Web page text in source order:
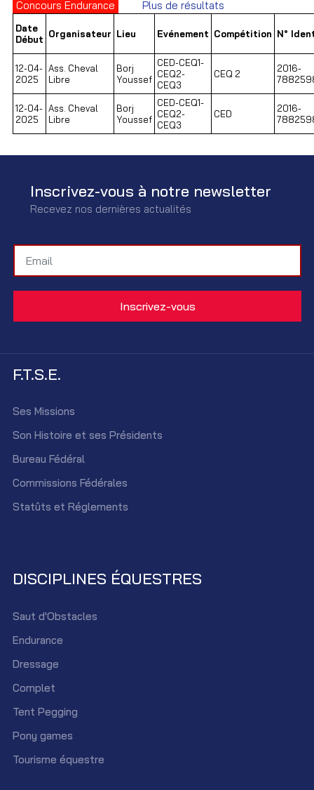
Concours Endurance Plus de résultats
Date
Début Organisateur Lieu Evénement Compétition N°
12-04-
2025
Ass. Cheval
Libre
Borj
Youssef
CED-CEQ1-
CEQ2-
CEQ3
CEQ 2
2016-
12-04-
2025
Ass. Cheval
Libre
Borj
Youssef
CED-CEQ1-
CEQ2-
CEQ3
CED
2016-
Inscrivez-vous à notre newsletter
Recevez nos dernières actualités
F.T.S.E.
Ses Missions
Son Histoire et ses Présidents
Bureau Fédéral
Commissions Fédérales
Statûts et Réglements
DISCIPLINES ÉQUESTRES
Saut d'Obstacles
Endurance
Dressage
Complet
Tent Pegging
Pony games
Tourisme équestre